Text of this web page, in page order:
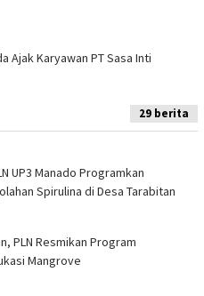
Ajak Karyawan PT Sasa Inti
29 berita
UP3 Manado Programkan
Spirulina di Desa Tarabitan
PLN Resmikan Program
Mangrove